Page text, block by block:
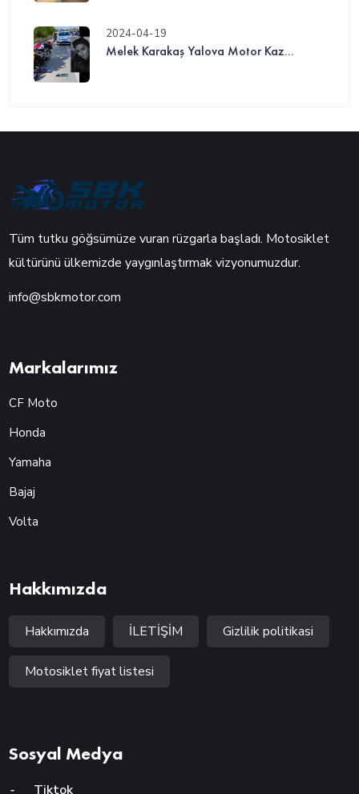
2024-04-19
Melek Karakaş Yalova Motor Kaz...
Tüm tutku göğsümüze vuran rüzgarla başladı. Motosiklet
kültürünü ülkemizde yaygınlaştırmak vizyonumuzdur.
info@sbkmotor.com
Markalarımız
CF Moto
Honda
Yamaha
Bajaj
Volta
Hakkımızda
Hakkımızda İLETİŞİM Gizlilik politikasi
Motosiklet fiyat listesi
Sosyal Medya
- Tiktok